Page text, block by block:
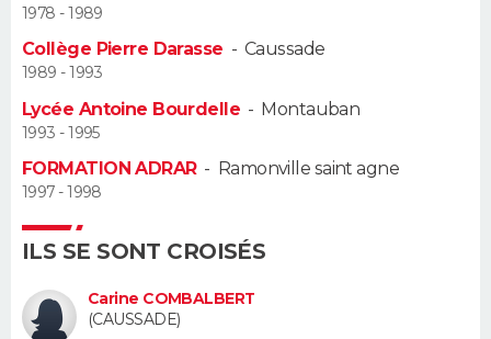
Alimentation
Guide de la santé
Maladies
Médicaments
Sommeil
VOYAGE
PHOTO
CARTE DE VOEUX
Carte de Noël
Carte Bonne année
Carte Saint-Valentin
Carte Pâques
Carte d'anniversaire
DICTIONNAIRE
1978 - 1989
Collège Pierre Darasse - Caussade
1989 - 1993
Lycée Antoine Bourdelle - Montauban
1993 - 1995
FORMATION ADRAR- Ramonville saint agne
1997 - 1998
ILS SE SONT CROISÉS
Carine COMBALBERT
(CAUSSADE)